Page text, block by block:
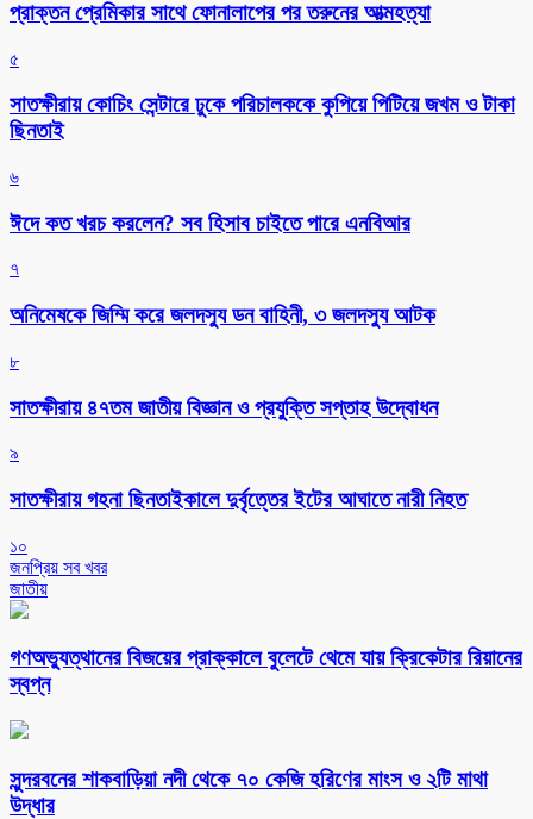
প্রাক্তন প্রেমিকার সাথে ফোনালাপের পর তরুনের আত্মহত্যা
৫
সাতক্ষীরায় কোচিং সেন্টারে ঢুকে পরিচালককে কুপিয়ে পিটিয়ে জখম ও টাকা
ছিনতাই
৬
ঈদে কত খরচ করলেন? সব হিসাব চাইতে পারে এনবিআর
৭
অনিমেষকে জিম্মি করে জলদস্যু ডন বাহিনী, ৩ জলদস্যু আটক
৮
সাতক্ষীরায় ৪৭তম জাতীয় বিজ্ঞান ও প্রযুক্তি সপ্তাহ উদ্বোধন
৯
সাতক্ষীরায় গহনা ছিনতাইকালে দুর্বৃত্তের ইটের আঘাতে নারী নিহত
১০
জনপ্রিয় সব খবর
জাতীয়
গণঅভ্যুত্থানের বিজয়ের প্রাক্কালে বুলেটে থেমে যায় ক্রিকেটার রিয়ানের
স্বপ্ন
সুন্দরবনের শাকবাড়িয়া নদী থেকে ৭০ কেজি হরিণের মাংস ও ২টি মাথা
উদ্ধার